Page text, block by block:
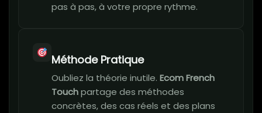
pas à pas, à votre propre rythme.
Méthode Pratique
Oubliez la théorie inutile. Ecom French
Touchpartage des méthodes
concrètes, des cas réels et des plans